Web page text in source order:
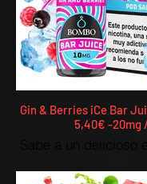
Gin & Berries iCe Bar Juice 10ml - 10/
5,40€ -20mg
y mucho